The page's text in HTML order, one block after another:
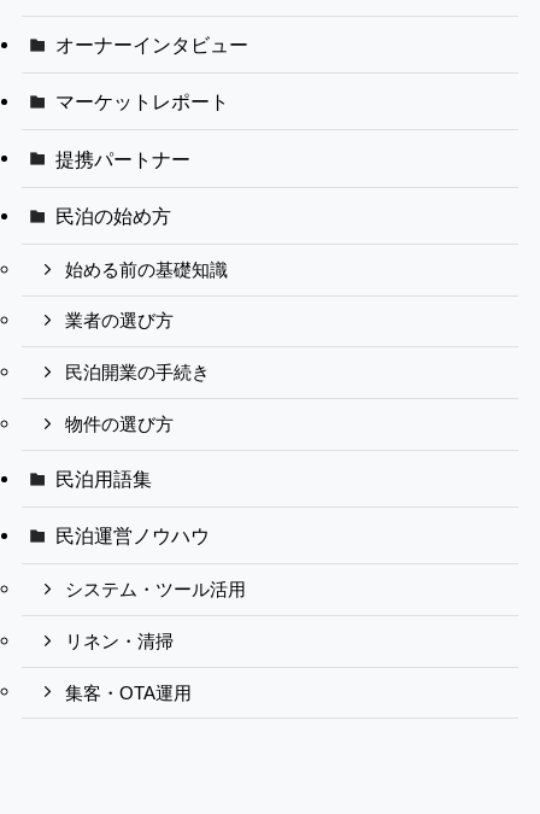
オーナーインタビュー
マーケットレポート
提携パートナー
民泊の始め方
始める前の基礎知識
業者の選び方
民泊開業の手続き
物件の選び方
民泊用語集
民泊運営ノウハウ
システム・ツール活用
リネン・清掃
集客・OTA運用